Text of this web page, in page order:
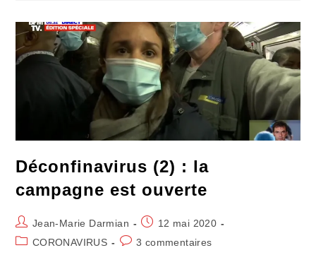
Tout
Déconfinavirus (2) : la
campagne est ouverte
Auteur/autrice
de
Jean-Marie Darmian
Publication
12 mai 2020
PostCORONAVIRUS
Commentaires
3 commentaires